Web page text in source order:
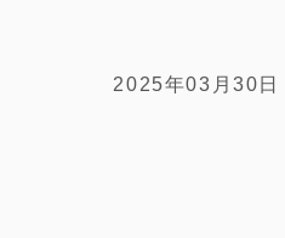
2025年03月30日